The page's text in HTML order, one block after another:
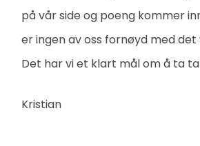
på vår side og poeng kommer
er ingen av oss fornøyd med det
Det har vi et klart mål om å ta
Kristian